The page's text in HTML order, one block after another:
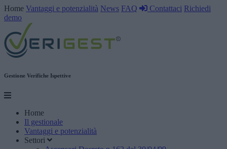
Home Vantaggi e potenzialità News FAQ Contattaci Richiedi
demo
Gestione Verifiche Ispettive
Home
Il gestionale
Vantaggi e potenzialità
Settori